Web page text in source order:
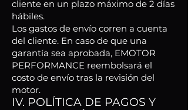
cliente en un plazo máximo de 2 días
hábiles.
Los gastos de envío corren a cuenta
del cliente. En caso de que una
garantía sea aprobada, EMOTOR
PERFORMANCE reembolsará el
costo de envío tras la revisión del
motor.
IV. POLÍTICA DE PAGOS Y